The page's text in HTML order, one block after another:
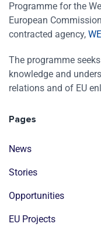
Programme for the
European
contracted agency,
The programme
knowledge and
relations and of EU
Pages
News
Stories
Opportunities
EU Projects